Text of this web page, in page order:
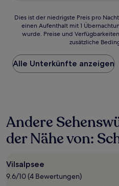
Dies
der
Preis
pro
Nacht,
24 Stunden
für
einen
1 Übernachtung
von
Dies ist der niedrigste Preis pro
einen Aufenthalt mit 1
wurde. Preise und
zusätzliche
Alle Unterkünfte anzeigen
Andere
der Nähe von:
Vilsalpsee
9.6/10 (4 Bewertungen)